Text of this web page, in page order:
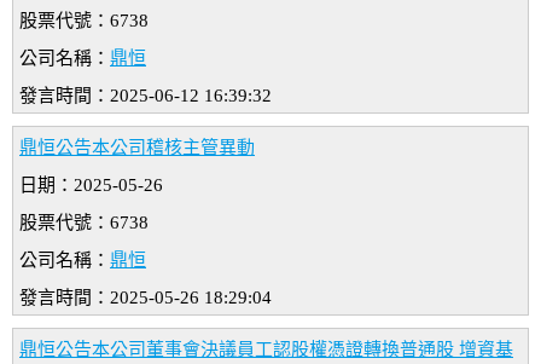
股票代號：6738
公司名稱： 鼎恒
發言時間：2025-06-12 16:39:32
鼎恒公告本公司稽核主管異動
日期：2025-05-26
股票代號：6738
公司名稱： 鼎恒
發言時間：2025-05-26 18:29:04
鼎恒公告本公司董事會決議員工認股權憑證轉換普通股 增資基